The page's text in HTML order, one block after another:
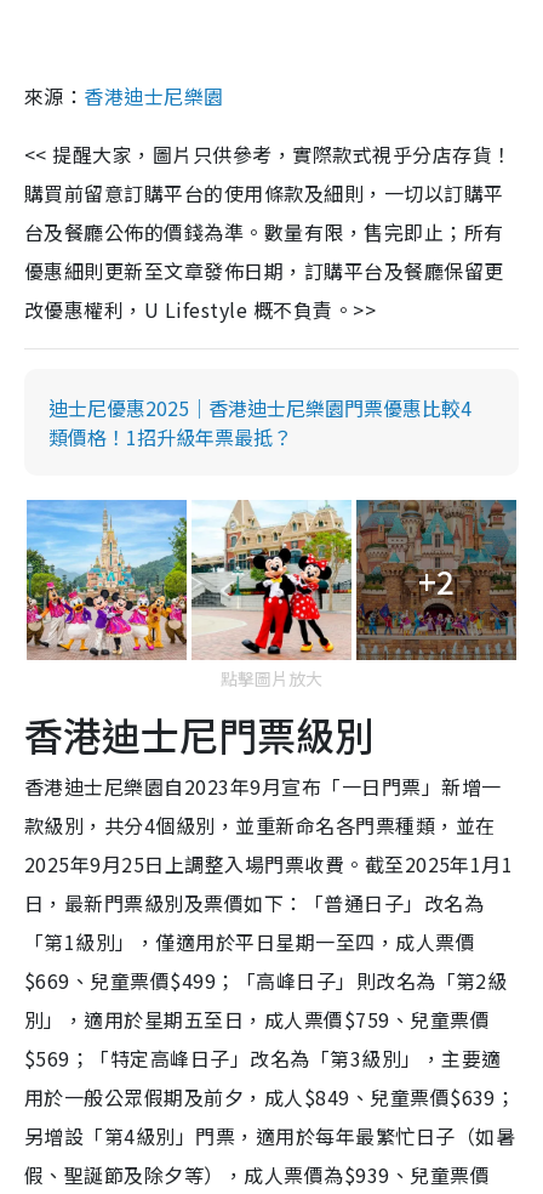
來源： 香港迪士尼樂園
<< 提醒大家，圖片只供參考，實際款式視乎分店存貨！
購買前留意訂購平台的使用條款及細則，一切以訂購平
台及餐廳公佈的價錢為準。數量有限，售完即止；所有
優惠細則更新至文章發佈日期，訂購平台及餐廳保留更
改優惠權利，U Lifestyle 概不負責。>>
迪士尼優惠2025｜香港迪士尼樂園門票優惠比較4
類價格！1招升級年票最抵？
+2
點擊圖片放大
香港迪士尼門票級別
香港迪士尼樂園自2023年9月宣布「一日門票」新增一
款級別，共分4個級別，並重新命名各門票種類，並在
2025年9月25日上調整入場門票收費。截至2025年1月1
日，最新門票級別及票價如下：「普通日子」改名為
「第1級別」，僅適用於平日星期一至四，成人票價
$669、兒童票價$499；「高峰日子」則改名為「第2級
別」，適用於星期五至日，成人票價$759、兒童票價
$569；「特定高峰日子」改名為「第3級別」，主要適
用於一般公眾假期及前夕，成人$849、兒童票價$639；
另增設「第4級別」門票，適用於每年最繁忙日子（如暑
假、聖誕節及除夕等），成人票價為$939、兒童票價